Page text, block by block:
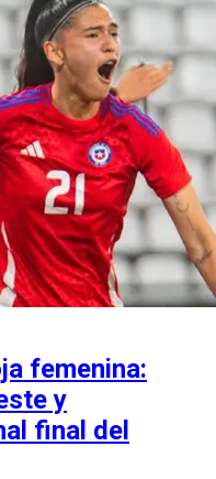
femenina:
y
final del